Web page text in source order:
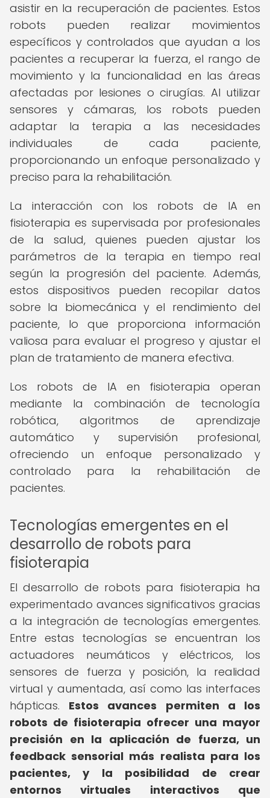
asistir en la recuperación de pacientes. Estos
robots pueden realizar movimientos
específicos y controlados que ayudan a los
pacientes a recuperar la fuerza, el rango de
movimiento y la funcionalidad en las áreas
afectadas por lesiones o cirugías. Al utilizar
sensores y cámaras, los robots pueden
adaptar la terapia a las necesidades
individuales de cada paciente,
proporcionando un enfoque personalizado y
preciso para la rehabilitación.
La interacción con los robots de IA en
fisioterapia es supervisada por profesionales
de la salud, quienes pueden ajustar los
parámetros de la terapia en tiempo real
según la progresión del paciente. Además,
estos dispositivos pueden recopilar datos
sobre la biomecánica y el rendimiento del
paciente, lo que proporciona información
valiosa para evaluar el progreso y ajustar el
plan de tratamiento de manera efectiva.
Los robots de IA en fisioterapia operan
mediante la combinación de tecnología
robótica, algoritmos de aprendizaje
automático y supervisión profesional,
ofreciendo un enfoque personalizado y
controlado para la rehabilitación de
pacientes.
Tecnologías emergentes en el
desarrollo de robots para
fisioterapia
El desarrollo de robots para fisioterapia ha
experimentado avances significativos gracias
a la integración de tecnologías emergentes.
Entre estas tecnologías se encuentran los
actuadores neumáticos y eléctricos, los
sensores de fuerza y posición, la realidad
virtual y aumentada, así como las interfaces
hápticas. Estos avances permiten a los
robots de fisioterapia ofrecer una mayor
precisión en la aplicación de fuerza, un
feedback sensorial más realista para los
pacientes, y la posibilidad de crear
entornos virtuales interactivos que